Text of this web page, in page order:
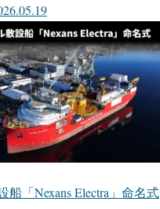
船「Nexans Electra」命名式